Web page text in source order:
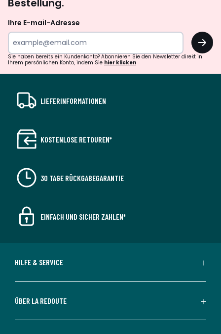
Bestellung.
Ihre E-mail-Adresse
OK
Sie haben bereits ein Kundenkonto? Abonnieren Sie den Newsletter direkt in
Ihrem persönlichen Konto, indem Sie hier klicken
LIEFERINFORMATIONEN
KOSTENLOSE RETOUREN*
30 TAGE RÜCKGABEGARANTIE
EINFACH UND SICHER ZAHLEN*
HILFE & SERVICE
ÜBER LA REDOUTE